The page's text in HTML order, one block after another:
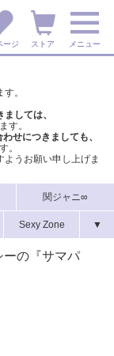
ージ ストア メニュー
。
しては、
す。
せにつきましても、
。
うお願い申し上げま
関ジャニ∞
Sexy Zone ▼
ーの『サマパ